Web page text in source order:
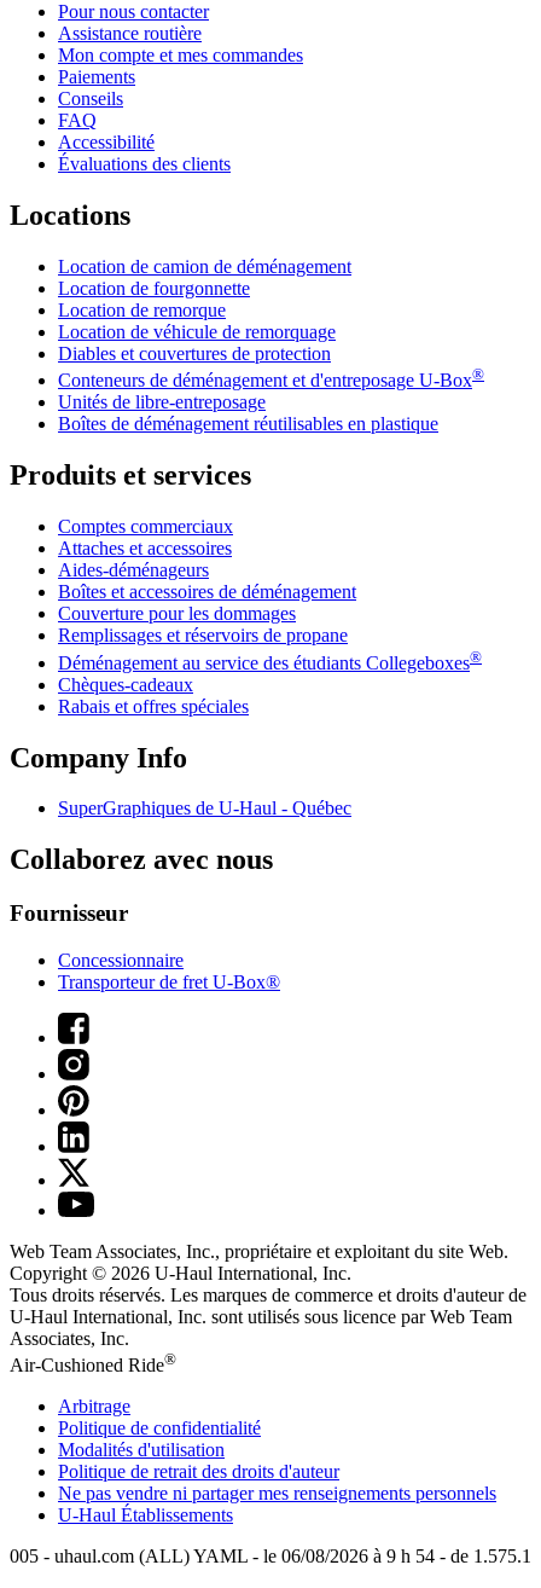
Pour nous contacter
Assistance routière
Mon compte et mes commandes
Paiements
Conseils
FAQ
Accessibilité
Évaluations des clients
Locations
Location de camion de déménagement
Location de fourgonnette
Location de remorque
Location de véhicule de remorquage
Diables et couvertures de protection
Conteneurs de déménagement et d'entreposage U-Box®
Unités de libre-entreposage
Boîtes de déménagement réutilisables en plastique
Produits et services
Comptes commerciaux
Attaches et accessoires
Aides-déménageurs
Boîtes et accessoires de déménagement
Couverture pour les dommages
Remplissages et réservoirs de propane
Déménagement au service des étudiants Collegeboxes®
Chèques-cadeaux
Rabais et offres spéciales
Company Info
SuperGraphiques de U-Haul - Québec
Collaborez avec nous
Fournisseur
Concessionnaire
Transporteur de fret U-Box®
Web Team Associates, Inc., propriétaire et exploitant du site Web.
Copyright © 2026 U-Haul International, Inc.
Tous droits réservés. Les marques de commerce et droits d'auteur de
U-Haul International, Inc. sont utilisés sous licence par Web Team
Associates, Inc.
Air-Cushioned Ride®
Arbitrage
Politique de confidentialité
Modalités d'utilisation
Politique de retrait des droits d'auteur
Ne pas vendre ni partager mes renseignements personnels
U-Haul Établissements
005 - uhaul.com (ALL) YAML - le 06/08/2026 à 9 h 54 - de 1.575.1